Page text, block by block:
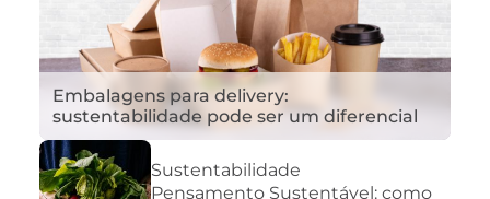
Embalagens para delivery:
sustentabilidade pode ser um diferencial
Sustentabilidade
Pensamento Sustentável: como